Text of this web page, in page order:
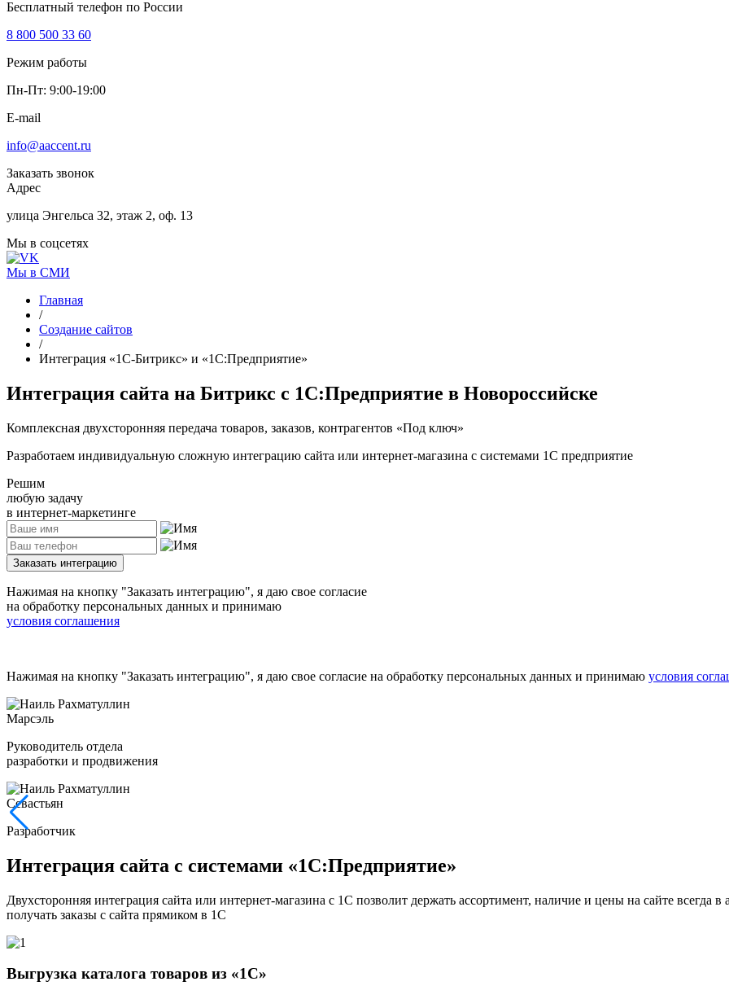
Бесплатный телефон по России
8 800 500 33 60
Режим работы
Пн-Пт: 9:00-19:00
E-mail
info@aaccent.ru
Заказать звонок
Адрес
улица Энгельса 32, этаж 2, оф. 13
Мы в соцсетях
Мы в СМИ
Главная
/
Создание сайтов
/
Интеграция «1С-Битрикс» и «1С:Предприятие»
Интеграция сайта на Битрикс с 1С:Предприятие в Новороссийске
Комплексная двухсторонняя передача товаров, заказов, контрагентов «Под ключ»
Разработаем индивидуальную сложную интеграцию сайта или интернет-магазина с системами 1С предприятие
Решим
любую задачу
в интернет-маркетинге
Заказать интеграцию
Нажимая на кнопку "Заказать интеграцию", я даю свое согласие
на обработку персональных данных и принимаю
условия соглашения
Нажимая на кнопку "Заказать интеграцию", я даю свое согласие на обработку персональных данных и принимаю условия
Марсэль
Руководитель отдела
разработки и продвижения
Севастьян
Разработчик
Интеграция сайта с системами «1С:Предприятие»
Двухсторонняя интеграция сайта или интернет-магазина с 1С позволит держать ассортимент, наличие и цены на сайте всегда
получать заказы с сайта прямиком в 1С
Выгрузка каталога товаров из «1С»